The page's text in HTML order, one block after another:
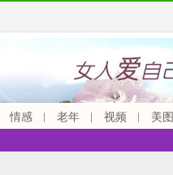
情感 老年 视频 美图